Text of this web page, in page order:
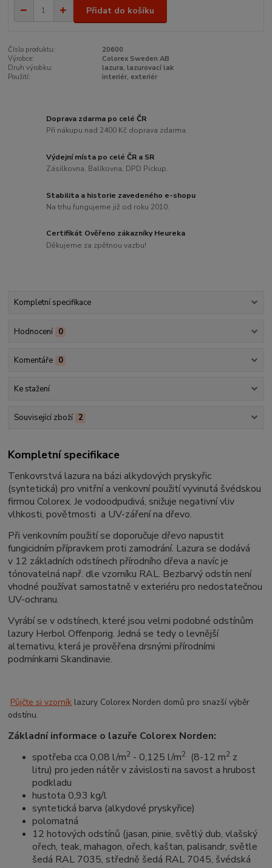
Přidat do košíku
Číslo produktu:
20600
Výrobce:
Colorex Sweden AB
Druh výrobku:
lazura, lazurovací lak
Použití:
interiér, exteriér
Doprava zdarma po celé ČR
Při nákupu nad 2400 Kč doprava zdarma.
Výdejní místa po celé ČR a SR
Zásilkovna, Balíkovna, DPD Pickup.
Stabilita a historie zavedeného e-shopu
Na trhu fungujeme již od roku 2010.
Certifikát Ověřeno zákazníky Heureka
Děkujeme za zpětnou vazbu!
Kompletní specifikace
Hodnocení 0
Komentáře 0
Ke stažení
Související zboží 2
Kompletní specifikace
Tenkovrstvá lazura na bázi alkydových pryskyřic
(syntetická) pro vnitřní a venkovní použití vyvinutá švédskou
firmou Colorex. Je vodoodpudivá, snižuje negativní vliv
vlhkosti, povětrnosti a UV-záření na dřevo.
Při venkovním použití se doporučuje dřevo napustit
fungicidním přípravkem proti zamodrání. Lazura se dodává
v 12 základních odstínech přírodního dřeva a navíc je
tónovatelná např. dle vzorníku RAL. Bezbarvý odstín není
vhodné používat samostatně v exteriéru pro nedostatečnou
UV-ochranu.
Vyrábí se v odstínech, které jsou velmi podobné odstínům
lazury Herbol Offenporig. Jedná se tedy o levnější
alternativu, která je prověřena drsnými přírodními
podmínkami Skandinavie.
Půjčte si vzorník lazury Colorex Norden domů pro snazší výběr
odstínu.
Základní informace o lazuře Colorex Norden:
spotřeba cca 0,08 l/m2 - 0,125 l/m2 (8-12 m2 z
litru) pro jeden nátěr v závislosti na savost a hrubost
podkladu
hustota 0,93 kg/l
syntetická barva (alkydové pryskyřice)
polomatná
12 hotových odstínů (jasan, pinie, světlý dub, vlašský
ořech, teak, mahagon, ořech, kaštan, palisandr, světle
šedá RAL 7035, středně šedá RAL 7045, švédská